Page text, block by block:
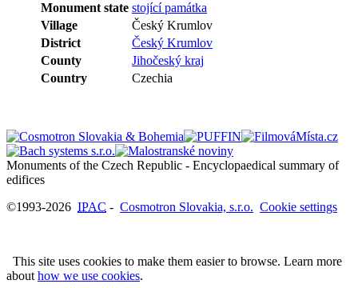
Monument state stojící památka
Village
Český Krumlov
District
Český Krumlov
County
Jihočeský kraj
Country
Czechia
Monuments of the Czech Republic - Encyclopaedical summary of
©1993-2026 IPAC - Cosmotron Slovakia, s.r.o. Cookie settings
This site uses cookies to make them easier to browse. Learn more
about how we use cookies.